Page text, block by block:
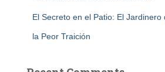
El Secreto en el Patio: El
la Peor Traición